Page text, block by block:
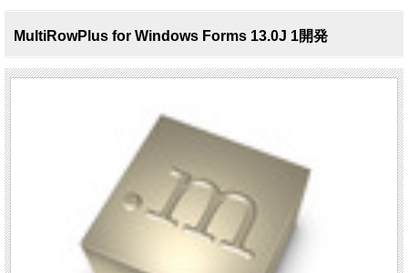
MultiRowPlus for Windows Forms 13.0J 1開発